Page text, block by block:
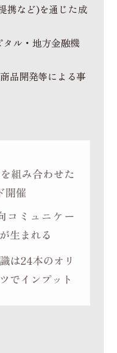
携など)を通じた成
ル・地方金融機
品開発等による事